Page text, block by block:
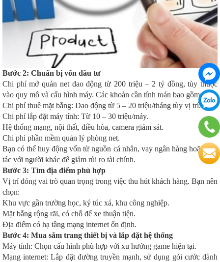
Bước 2: Chuẩn bị vốn đầu tư
Chi phí mở quán net dao động từ 200 triệu – 2 tỷ đồng, tùy thuộc
vào quy mô và cấu hình máy. Các khoản cần tính toán bao gồm:
Chi phí thuê mặt bằng: Dao động từ 5 – 20 triệu/tháng tùy vị trí.
Chi phí lắp đặt máy tính: Từ 10 – 30 triệu/máy.
Hệ thống mạng, nội thất, điều hòa, camera giám sát.
Chi phí phần mềm quản lý phòng net.
Bạn có thể huy động vốn từ nguồn cá nhân, vay ngân hàng hoặc hợp
tác với người khác để giảm rủi ro tài chính.
Bước 3: Tìm địa điểm phù hợp
Vị trí đóng vai trò quan trọng trong việc thu hút khách hàng. Bạn nên
chọn:
Khu vực gần trường học, ký túc xá, khu công nghiệp.
Mặt bằng rộng rãi, có chỗ để xe thuận tiện.
Địa điểm có hạ tầng mạng internet ổn định.
Bước 4: Mua sắm trang thiết bị và lắp đặt hệ thống
Máy tính: Chọn cấu hình phù hợp với xu hướng game hiện tại.
Mạng internet: Lắp đặt đường truyền mạnh, sử dụng gói cước dành